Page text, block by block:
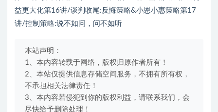
益更大化第16讲/谈判收尾:反悔策略&小恩小惠策略第17
讲/控制策略:说不如问，问不如听
本站声明：
1、本内容转载于网络，版权归原作者所有！
2、本站仅提供信息存储空间服务，不拥有所有权，
不承担相关法律责任！
3、本内容若侵犯到你的版权利益，请联系我们，会
尽快给予删除处理！